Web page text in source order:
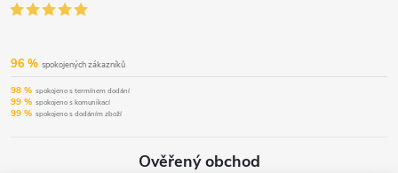
96 % spokojených zákazníků
98 % spokojeno s termínem dodání
99 % spokojeno s komunikací
99 % spokojeno s dodáním zboží
Ověřený obchod